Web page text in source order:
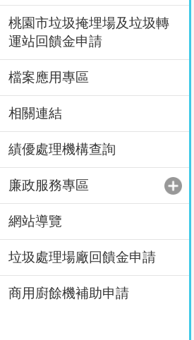
桃園市垃圾掩埋場及垃圾轉
運站回饋金申請
檔案應用專區
相關連結
績優處理機構查詢
廉政服務專區
網站導覽
垃圾處理場廠回饋金申請
商用廚餘機補助申請